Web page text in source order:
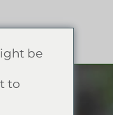
be
to